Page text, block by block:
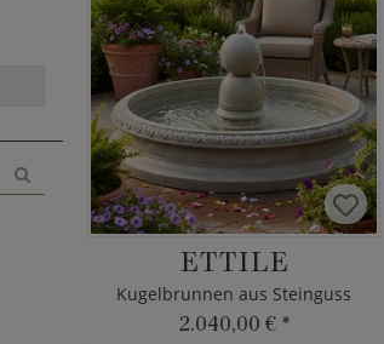
ETTILE
Kugelbrunnen aus Steinguss
2.040,00 € *